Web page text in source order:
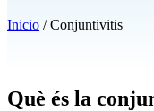
Inicio /Conjuntivitis
Què és la